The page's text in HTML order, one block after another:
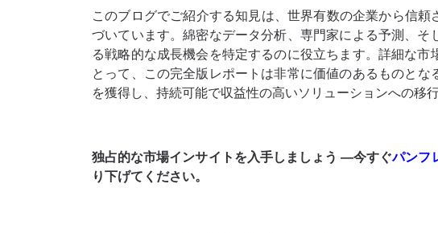
このブログでご紹介する知見は、世界有数の企業から信
づいています。綿密なデータ分析、専門家による予測、
る戦略的な成長機会を特定するのに役立ちます。詳細な
とって、この完全版レポートは非​​常に価値のあるものと
を獲得し、持続可能で収益性の高いソリューションへの移
独占的な市場インサイトを入手しましょう ―今すぐパンフ
り下げてください。